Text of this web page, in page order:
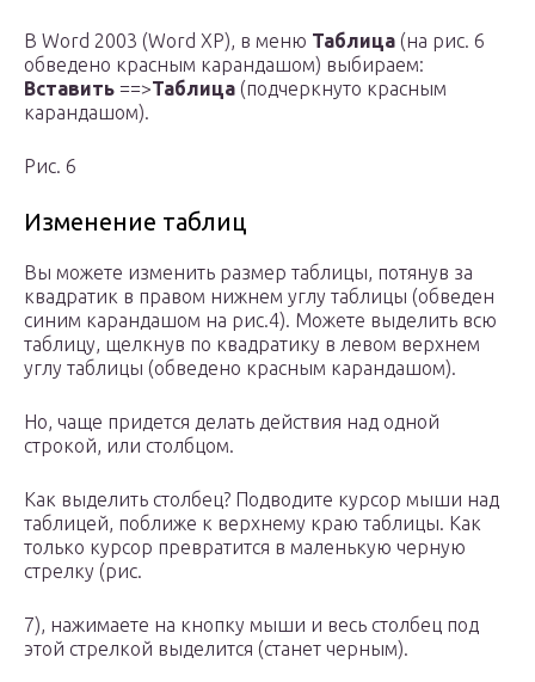
В Word 2003 (Word XP), в меню Таблица (на рис. 6
обведено красным карандашом) выбираем:
Вставить ==>Таблица (подчеркнуто красным
карандашом).
Рис. 6
Изменение таблиц
Вы можете изменить размер таблицы, потянув за
квадратик в правом нижнем углу таблицы (обведен
синим карандашом на рис.4). Можете выделить всю
таблицу, щелкнув по квадратику в левом верхнем
углу таблицы (обведено красным карандашом).
Но, чаще придется делать действия над одной
строкой, или столбцом.
Как выделить столбец? Подводите курсор мыши над
таблицей, поближе к верхнему краю таблицы. Как
только курсор превратится в маленькую черную
стрелку (рис.
7), нажимаете на кнопку мыши и весь столбец под
этой стрелкой выделится (станет черным).